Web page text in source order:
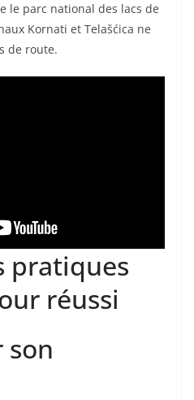
le parc national des lacs de
Kornati et Telašćica ne
de route.
pratiques
réussi
son